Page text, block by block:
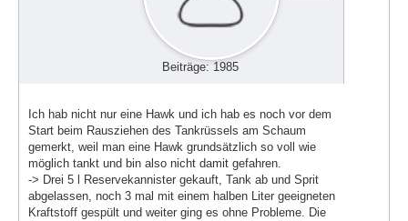
Beiträge: 1985
Ich hab nicht nur eine Hawk und ich hab es noch vor dem
Start beim Rausziehen des Tankrüssels am Schaum
gemerkt, weil man eine Hawk grundsätzlich so voll wie
möglich tankt und bin also nicht damit gefahren.
-> Drei 5 l Reservekannister gekauft, Tank ab und Sprit
abgelassen, noch 3 mal mit einem halben Liter geeigneten
Kraftstoff gespült und weiter ging es ohne Probleme. Die